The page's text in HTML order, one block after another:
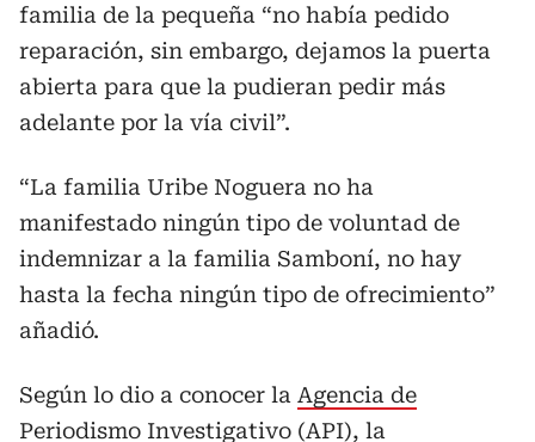
familia de la pequeña “no había pedido
reparación, sin embargo, dejamos la puerta
abierta para que la pudieran pedir más
adelante por la vía civil”.
“La familia Uribe Noguera no ha
manifestado ningún tipo de voluntad de
indemnizar a la familia Samboní, no hay
hasta la fecha ningún tipo de ofrecimiento”
añadió.
Según lo dio a conocer la Agencia de
Periodismo Investigativo (API), la